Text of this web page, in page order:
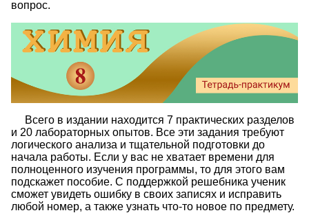
вопрос.
Всего в издании находится 7 практических разделов
и 20 лабораторных опытов. Все эти задания требуют
логического анализа и тщательной подготовки до
начала работы. Если у вас не хватает времени для
полноценного изучения программы, то для этого вам
подскажет пособие. С поддержкой решебника ученик
сможет увидеть ошибку в своих записях и исправить
любой номер, а также узнать что-то новое по предмету.